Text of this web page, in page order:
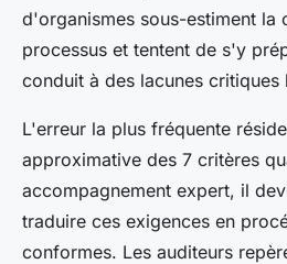
d'organismes sous-estiment la
processus et tentent de s'y
conduit à des lacunes
L'erreur la plus fréquente
approximative des 7 critères
accompagnement expert, il
traduire ces exigences en
conformes. Les auditeurs